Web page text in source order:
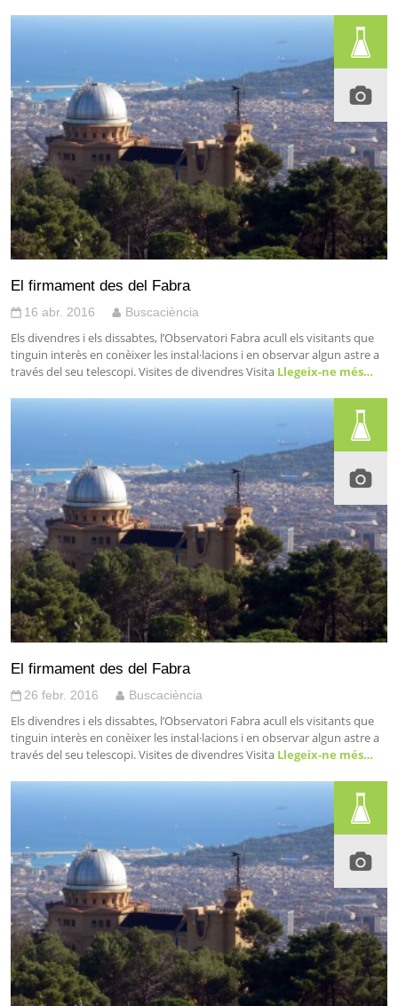
El firmament des del Fabra
16 abr. 2016 Buscaciència
Els divendres i els dissabtes, l’Observatori Fabra acull els visitants que
tinguin interès en conèixer les instal·lacions i en observar algun astre a
través del seu telescopi. Visites de divendres Visita Llegeix-ne més…
El firmament des del Fabra
26 febr. 2016 Buscaciència
Els divendres i els dissabtes, l’Observatori Fabra acull els visitants que
tinguin interès en conèixer les instal·lacions i en observar algun astre a
través del seu telescopi. Visites de divendres Visita Llegeix-ne més…